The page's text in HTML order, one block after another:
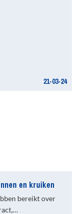
21-03-24
en kruiken
bereikt over